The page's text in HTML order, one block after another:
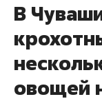
В
овощей